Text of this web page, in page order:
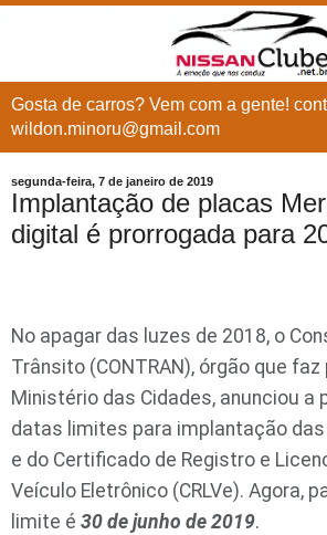
Gosta de carros? Vem com a gente!
wildon.minoru@gmail.com
segunda-feira, 7 de janeiro de 2019
Implantação de placas
digital é prorrogada para
No apagar das luzes de 2018, o
Trânsito (CONTRAN), órgão que
Ministério das Cidades, anunciou a
datas limites para implantação
e do Certificado de Registro e
Veículo Eletrônico (CRLVe). Agora,
limite é 30 de junho de 2019.